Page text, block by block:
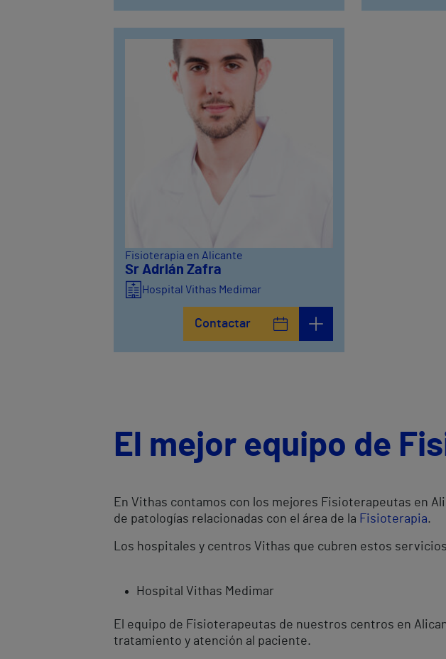
Fisioterapia en Alicante
Sr Adrián Zafra
Hospital Vithas Medimar
Contactar
El mejor equipo de
En Vithas contamos con los mejores Fisioterapeutas en
de patologías relacionadas con el área de la Fisioterapia.
Los hospitales y centros Vithas que cubren estos
Hospital Vithas Medimar
El equipo de Fisioterapeutas de nuestros centros en
tratamiento y atención al paciente.